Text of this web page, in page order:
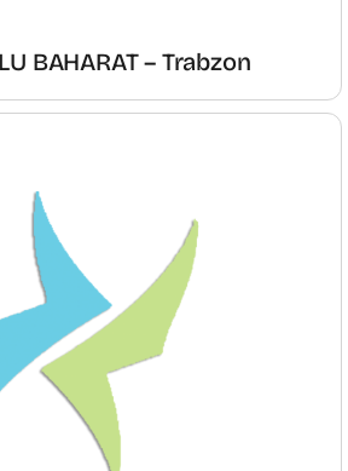
BAHARAT – Trabzon